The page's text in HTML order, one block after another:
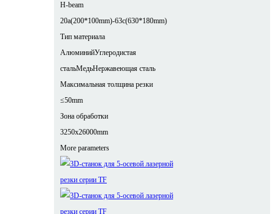
H-beam
20a(200*100mm)-63c(630*180mm)
Тип материала
АлюминийУглеродистая
стальМедьНержавеющая сталь
Максимальная толщина резки
≤50mm
Зона обработки
3250x26000mm
More parameters